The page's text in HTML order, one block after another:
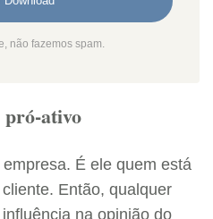
não fazemos spam.
pró-ativo
É ele quem está
Então, qualquer
na opinião do